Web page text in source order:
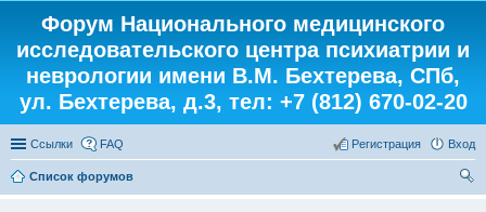
Форум Национального медицинского
исследовательского центра психиатрии и
неврологии имени В.М. Бехтерева, СПб,
ул. Бехтерева, д.3, тел: +7 (812) 670-02-20
Ссылки FAQ Вход
Регистрация
Список форумов